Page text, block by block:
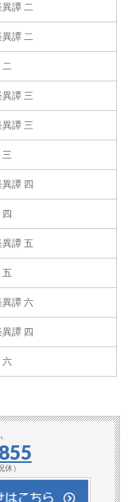
異譚 二
異譚 二
二
譚 三
譚 三
三
譚 四
譚 五
五
異譚 六
譚 四
六
）